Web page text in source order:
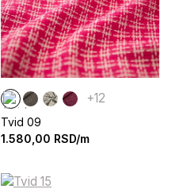
+12
Tvid 09
1.580,00 RSD/m